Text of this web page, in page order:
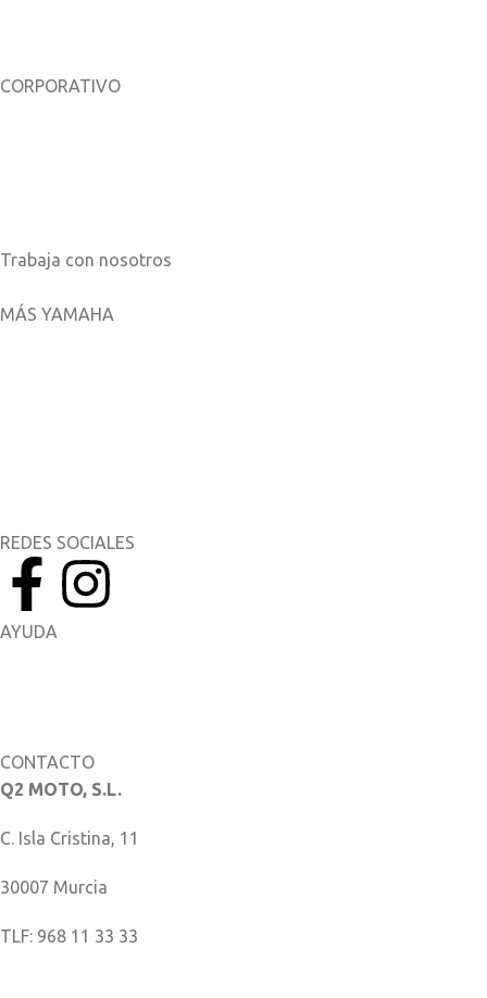
CORPORATIVO
Trabaja con nosotros
MÁS YAMAHA
REDES SOCIALES
AYUDA
CONTACTO
Q2 MOTO, S.L.
C. Isla Cristina, 11
30007 Murcia
TLF: 968 11 33 33